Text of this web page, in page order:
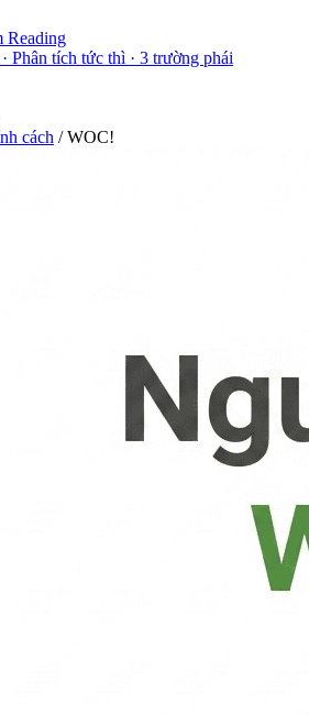
Reading
Phân tích tức thì · 3 trường phái
cách / WOC!